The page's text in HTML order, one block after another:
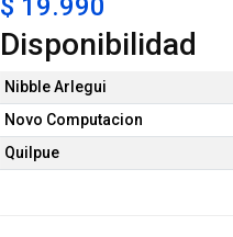
$ 19.990
Disponibilidad
Nibble Arlegui
Novo Computacion
Quilpue